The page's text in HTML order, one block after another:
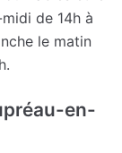
de 14h à
le matin
en-